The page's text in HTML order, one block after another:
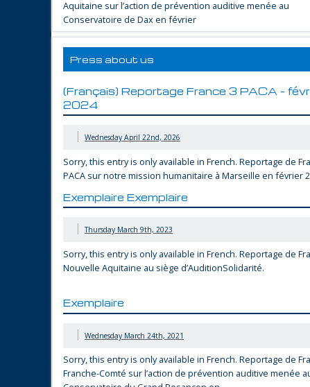
Aquitaine sur l’action de prévention auditive menée au
Conservatoire de Dax en février
Press about us
(Français) Reportage France 3 PACA –
2024
Wednesday April 22nd, 2026
Sorry, this entry is only available in French. Reportage de
PACA sur notre mission humanitaire à Marseille en février
Exemplaire Exemplaire
Thursday March 9th, 2023
Sorry, this entry is only available in French. Reportage de
Nouvelle Aquitaine au siège d’AuditionSolidarité.
Exemplaire
Wednesday March 24th, 2021
Sorry, this entry is only available in French. Reportage de
Franche-Comté sur l’action de prévention auditive menée